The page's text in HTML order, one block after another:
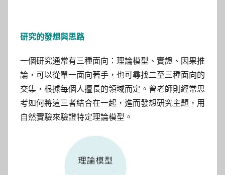
研究的發想與思路
一個研究通常有三種面向：理論模型、實證、因果推
論，可以從單一面向著手，也可尋找二至三種面向的
交集，根據每個人擅長的領域而定。曾老師則經常思
考如何將這三者結合在一起，進而發想研究主題，用
自然實驗來驗證特定理論模型。